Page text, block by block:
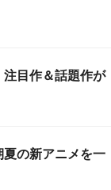
目作＆話題作が
夏の新アニメを一